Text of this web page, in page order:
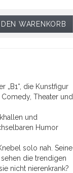
DEN WARENKORB
„B1“, die Kunstfigur
Theater und
und
Humor
solo nah. Seine
die trendigen
nicht nierenkrank?